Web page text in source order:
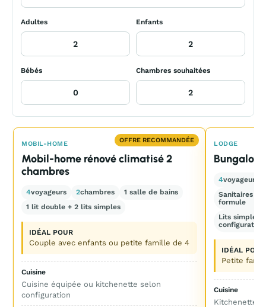
Adultes Enfants
Bébés Chambres souhaitées
OFFRE RECOMMANDÉE
MOBIL-HOME
Mobil-home rénové climatisé 2
chambres
4voyageurs 2chambres
1 salle de bains
1 lit double + 2 lits simples
IDÉAL POUR
Couple avec enfants ou petite famille de 4
Cuisine
Cuisine équipée ou kitchenette selon
configuration
LODGE
4voyageurs
Sanitaires
formule
Lits simples
configuration
IDÉAL POUR
Petite
Cuisine
Kitchenette